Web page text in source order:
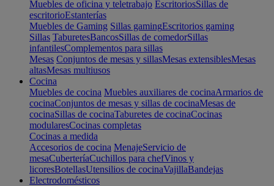
Muebles de oficina y teletrabajo EscritoriosSillas de
escritorioEstanterías
Muebles de Gaming Sillas gamingEscritorios gaming
Sillas TaburetesBancosSillas de comedorSillas
infantilesComplementos para sillas
Mesas Conjuntos de mesas y sillasMesas extensiblesMesas
altasMesas multiusos
Cocina
Muebles de cocina Muebles auxiliares de cocinaArmarios de
cocinaConjuntos de mesas y sillas de cocinaMesas de
cocinaSillas de cocinaTaburetes de cocinaCocinas
modularesCocinas completas
Cocinas a medida
Accesorios de cocina MenajeServicio de
mesaCuberteríaCuchillos para chefVinos y
licoresBotellasUtensilios de cocinaVajillaBandejas
Electrodomésticos